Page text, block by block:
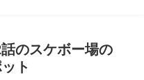
のスケボー場の
ト